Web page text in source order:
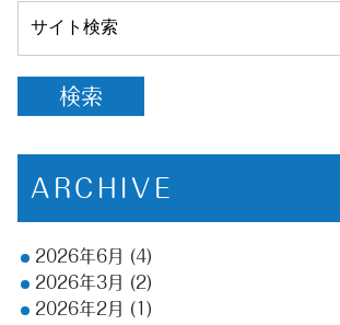
ARCHIVE
2026年6月
(4)
2026年3月
(2)
2026年2月
(1)